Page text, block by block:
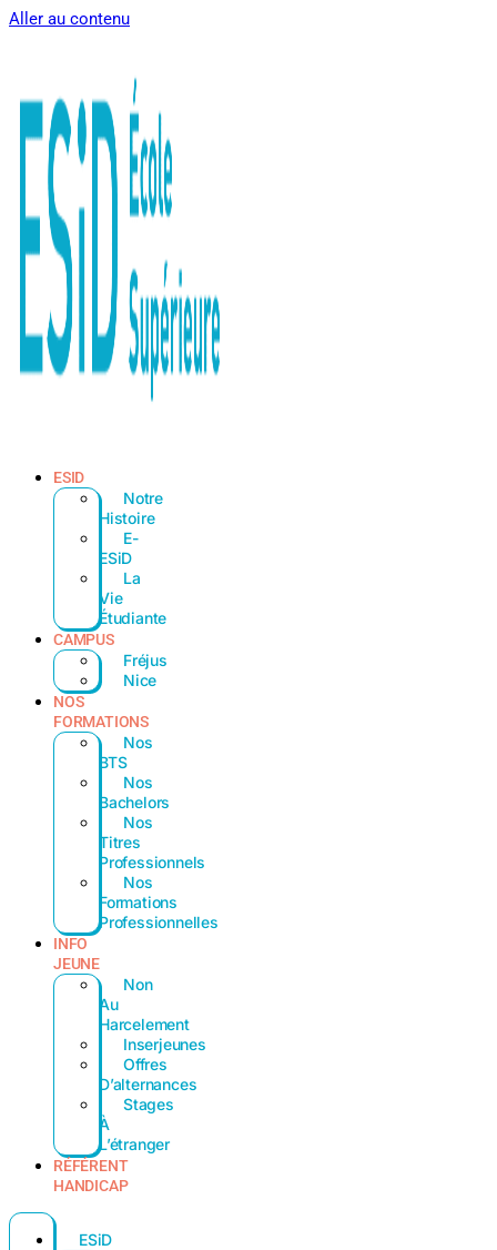
Aller au contenu
ESID
Notre
Histoire
E-
ESiD
La
Vie
Étudiante
CAMPUS
Fréjus
Nice
NOS
FORMATIONS
Nos
BTS
Nos
Bachelors
Nos
Titres
Professionnels
Nos
Formations
Professionnelles
INFO
JEUNE
Non
Au
Harcelement
Inserjeunes
Offres
D’alternances
Stages
À
L’étranger
RÉFÉRENT
HANDICAP
ESiD